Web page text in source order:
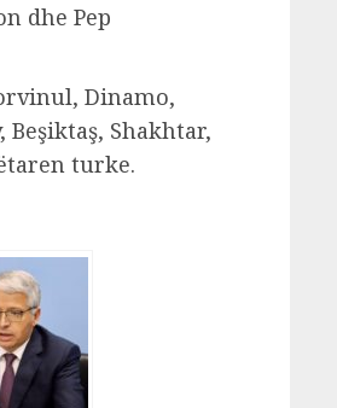
dhe Pep
Dinamo,
Beşiktaş, Shakhtar,
turke.